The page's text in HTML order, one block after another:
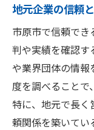
職場環
安定を追求
へ
市原市
地元企
職場の
地元企業の信頼
市原市で信頼で
判や実績を確認す
や業界団体の情報
度を調べることで
特に、地元で長
頼関係を築いて